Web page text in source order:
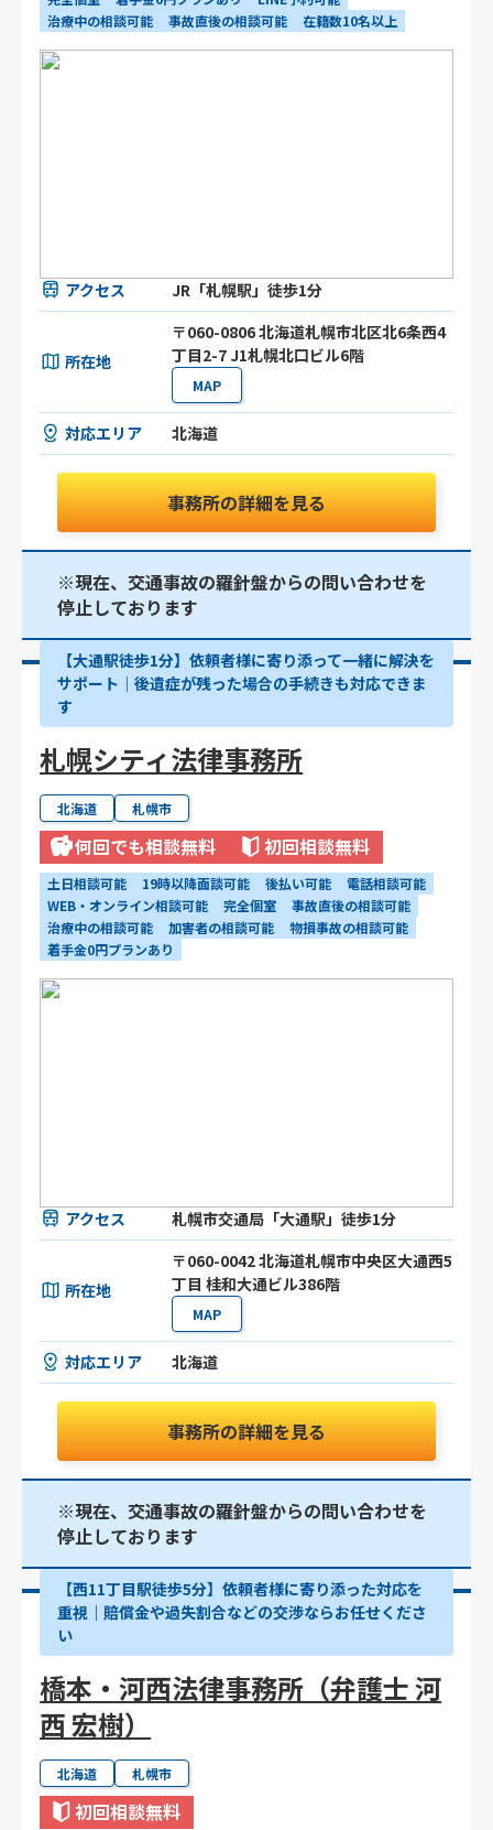
治療中の相談可能
事故直後の相談可能 在籍数10名以上
アクセス JR「札幌駅」徒歩1分
所在地
〒060-0806 北海道札幌市北区北6条西4
丁目2-7 J1札幌北口ビル6階
MAP
対応エリア 北海道
事務所の詳細を見る
※現在、交通事故の羅針盤からの問い合わせを
停止しております
【大通駅徒歩1分】依頼者様に寄り添って一緒に解決を
サポート｜後遺症が残った場合の手続きも対応できま
す
札幌シティ法律事務所
北海道 札幌市
何回でも相談無料 初回相談無料
土日相談可能 19時以降面談可能 後払い可能
電話相談可能
WEB・オンライン相談可能
完全個室
事故直後の相談可能
治療中の相談可能
加害者の相談可能
物損事故の相談可能
着手金0円プランあり
アクセス 札幌市交通局「大通駅」徒歩1分
所在地
〒060-0042 北海道札幌市中央区大通西5
丁目 桂和大通ビル386階
MAP
対応エリア 北海道
事務所の詳細を見る
※現在、交通事故の羅針盤からの問い合わせを
停止しております
【西11丁目駅徒歩5分】依頼者様に寄り添った対応を
重視｜賠償金や過失割合などの交渉ならお任せくださ
い
橋本・河西法律事務所（弁護士 河
西 宏樹）
北海道 札幌市
初回相談無料